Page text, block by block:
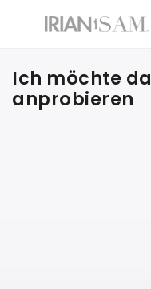
Ich möchte
anprobieren